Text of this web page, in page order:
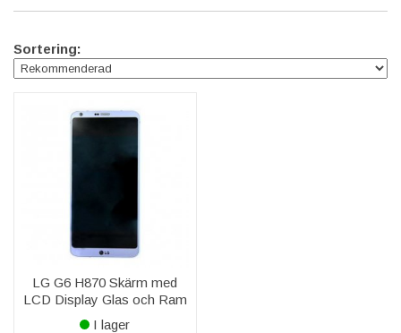
kvalitetstestade för att säkerställa långvarig prestanda och
Oavsett om du behöver ersätta en trasig skärm, uppgradera
batteriets kapacitet eller återställa kamerafunktionerna, så har vi
optimalt skick. Vårt sortiment omfattar även verktyg och
tillbehör för att underlätta reparationen och säkerställa en smidig
konkurrenskraftiga priser, samt en enkel och trygg
köpupplevelse. Utforska vår LG G6 H870 reservdelar kategori
reservdelar.
Sortering:
LG G6 H870 Skärm med
LCD Display Glas och Ram
Original - Blå
I lager